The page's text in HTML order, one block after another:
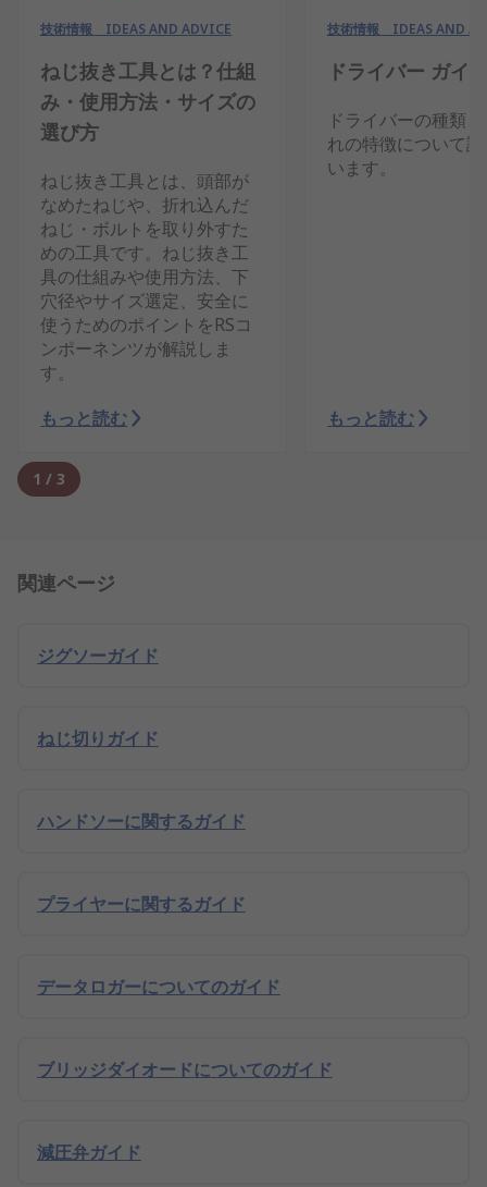
技術情報 IDEAS AND ADVICE
ねじ抜き工具とは？仕組
み・使用方法・サイズの
選び方
ねじ抜き工具とは、頭部が
なめたねじや、折れ込んだ
ねじ・ボルトを取り外すた
めの工具です。ねじ抜き工
具の仕組みや使用方法、下
穴径やサイズ選定、安全に
使うためのポイントをRSコ
ンポーネンツが解説しま
す。
もっと読む
技術情報 IDEAS AND
ドライバー ガイ
ドライバーの種類
れの特徴について
います。
もっと読む
1 / 3
関連ページ
ジグソーガイド
ねじ切りガイド
ハンドソーに関するガイド
プライヤーに関するガイド
データロガーについてのガイド
ブリッジダイオードについてのガイド
減圧弁ガイド